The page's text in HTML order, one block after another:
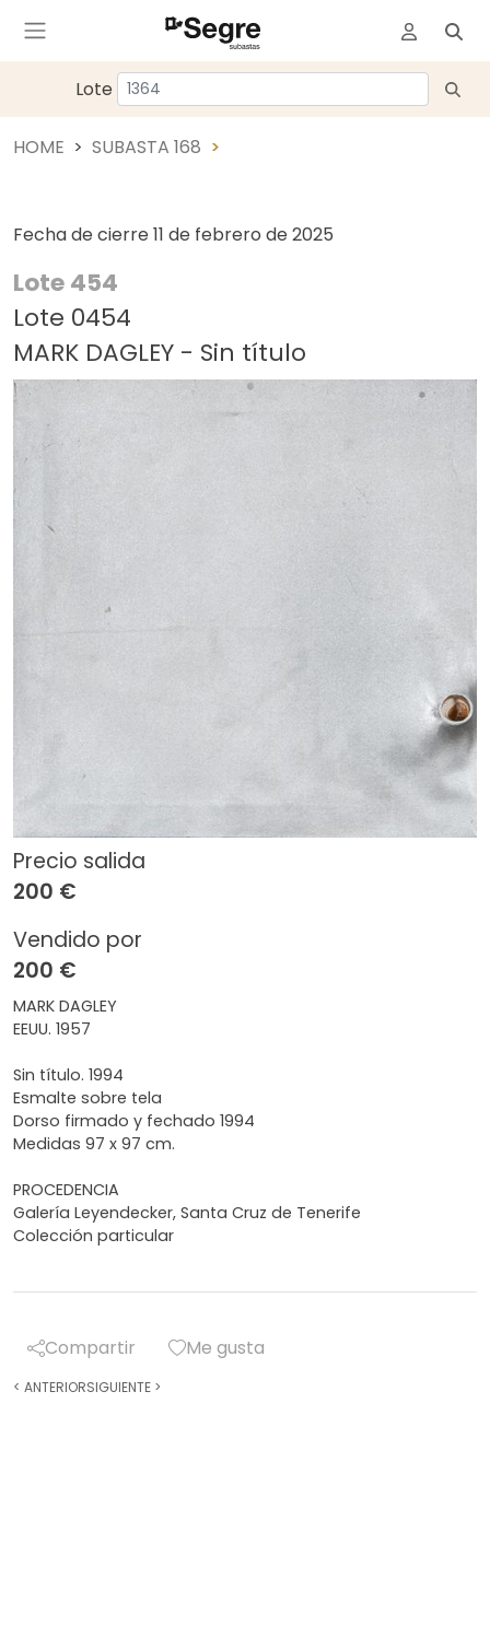
Lote
HOME SUBASTA 168
Fecha de cierre 11 de febrero de 2025
Lote 454
Lote 0454
MARK DAGLEY - Sin título
Precio salida
200 €
Vendido por
200 €
MARK DAGLEY
EEUU. 1957
Sin título. 1994
Esmalte sobre tela
Dorso firmado y fechado 1994
Medidas 97 x 97 cm.
PROCEDENCIA
Galería Leyendecker, Santa Cruz de Tenerife
Colección particular
Compartir Me gusta
< ANTERIORSIGUIENTE >